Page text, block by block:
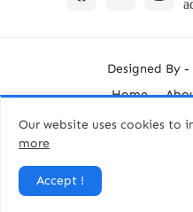
Designed By -
Home
Our website uses cookies to
more
Accept !